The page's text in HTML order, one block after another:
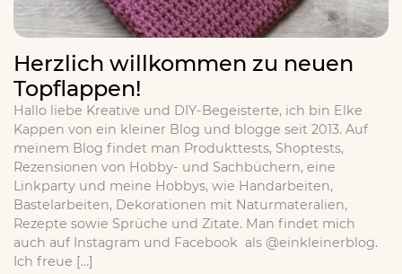
Herzlich willkommen zu neuen
Topflappen!
Hallo liebe Kreative und DIY-Begeisterte, ich bin Elke
Kappen von ein kleiner Blog und blogge seit 2013. Auf
meinem Blog findet man Produkttests, Shoptests,
Rezensionen von Hobby- und Sachbüchern, eine
Linkparty und meine Hobbys, wie Handarbeiten,
Bastelarbeiten, Dekorationen mit Naturmateralien,
Rezepte sowie Sprüche und Zitate. Man findet mich
auch auf Instagram und Facebook als @einkleinerblog.
Ich freue […]